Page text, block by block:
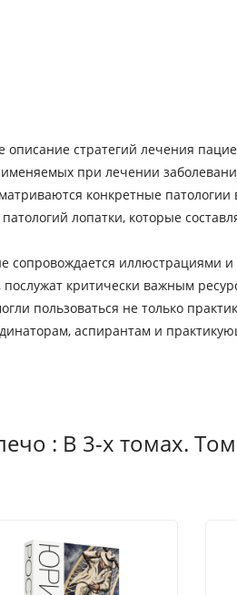
стратегий лечения
при лечении
конкретные
лопатки, которые
сопровождается
критически важным
пользоваться не только
аспирантам и
: В 3-х томах.